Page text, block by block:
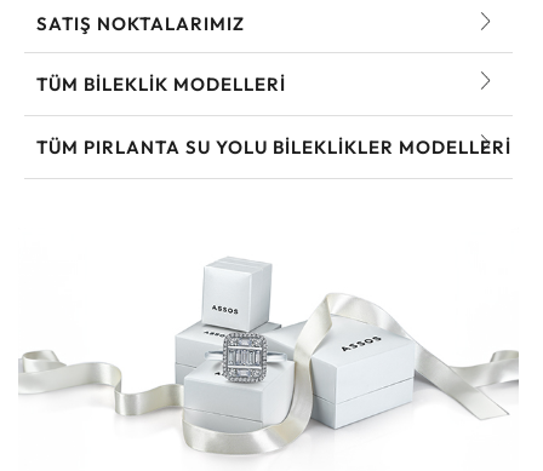
SATIŞ NOKTALARIMIZ
TÜM BILEKLIK MODELLERI
TÜM PIRLANTA SU YOLU BILEKLIKLER MODELLERI